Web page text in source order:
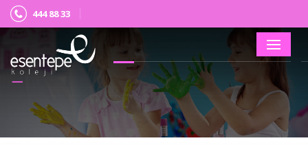
444 88 33
×